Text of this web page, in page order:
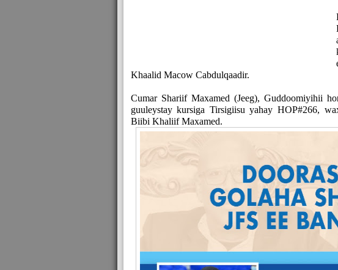
Khaalid Macow Cabdulqaadir.
Cumar Shariif Maxamed (Jeeg), Guddoomiyihii
guuleystay kursiga Tirsigiisu yahay HOP#266,
Biibi Khaliif Maxamed.